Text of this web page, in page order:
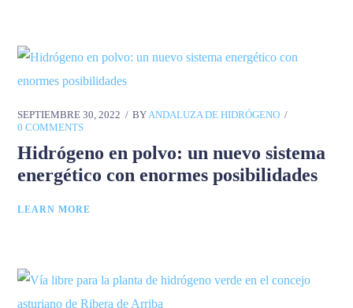
SEPTIEMBRE 30, 2022 BYANDALUZA DE HIDRÓGENO
0 COMMENTS
Hidrógeno en polvo: un nuevo sistema
energético con enormes posibilidades
LEARN MORE